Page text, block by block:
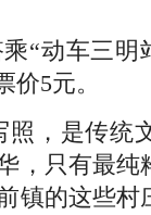
“动车三明
5元。
，是传统
，只有最纯
镇的这些村